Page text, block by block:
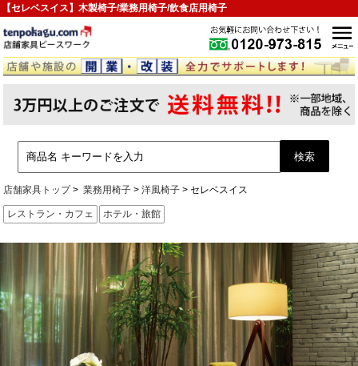
【セレベスイス】木製椅子/業務用椅子/飲食店用椅子
店舗家具トップ 業務用椅子 洋風椅子 セレベスイス
レストラン・カフェ ホテル・旅館